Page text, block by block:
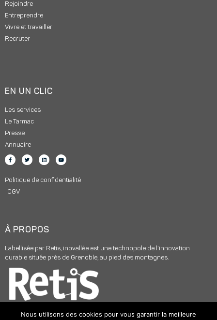
Rejoindre
Entreprendre
Vivre et travailler
Recruter
EN UN CLIC
Les services
Le Tarmac
Presse
Annuaire
Politique de confidentialité
CGV
À PROPOS
Labellisée par Retis, inovallée est une technopole de l’innovation
durable située près de Grenoble, au pied des montagnes.
Nous utilisons des cookies pour vous garantir la meilleure